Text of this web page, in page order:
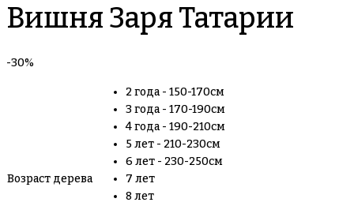
Вишня Заря Татарии
-30%
Возраст дерева
2 года - 150-170см
3 года - 170-190см
4 года - 190-210см
5 лет - 210-230см
6 лет - 230-250см
7 лет
8 лет